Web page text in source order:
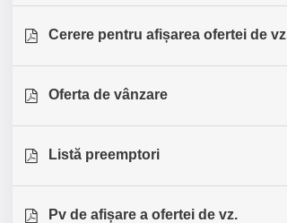
Cerere pentru afișarea ofertei de vz
Oferta de vânzare
Listă preemptori
Pv de afișare a ofertei de vz.